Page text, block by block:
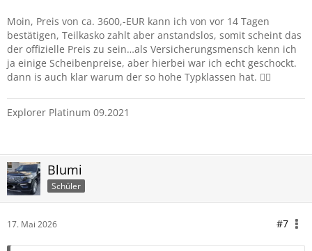
Moin, Preis von ca. 3600,-EUR kann ich von vor 14 Tagen
bestätigen, Teilkasko zahlt aber anstandslos, somit scheint das
der offizielle Preis zu sein…als Versicherungsmensch kenn ich
ja einige Scheibenpreise, aber hierbei war ich echt geschockt.
dann is auch klar warum der so hohe Typklassen hat. 🙋‍♂️
Explorer Platinum 09.2021
Blumi
Schüler
17. Mai 2026 #7